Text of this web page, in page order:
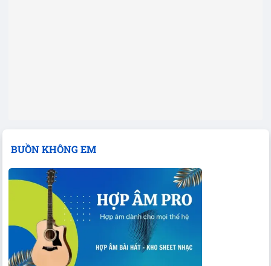
BUỒN KHÔNG EM